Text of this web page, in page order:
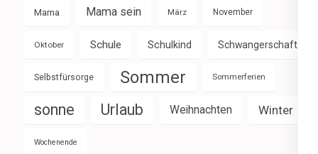
Mama Mama sein März November
Oktober Schule Schulkind Schwangerschaft
Selbstfürsorge Sommer Sommerferien
sonne Urlaub Weihnachten Winter
Wochenende